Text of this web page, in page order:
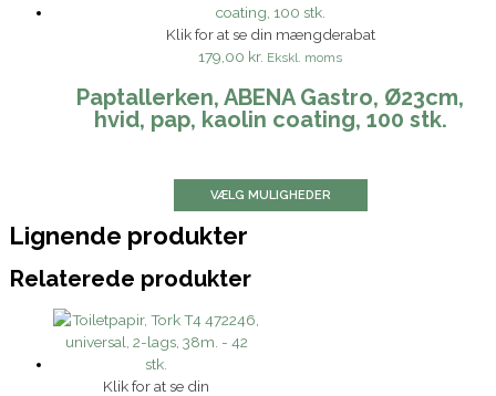
Klik for at se din mængderabat
179,00 kr. Ekskl. moms
Paptallerken, ABENA Gastro, Ø23cm,
hvid, pap, kaolin coating, 100 stk.
VÆLG MULIGHEDER
Lignende produkter
Relaterede produkter
Klik for at se din